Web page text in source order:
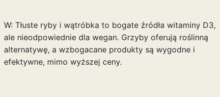
W: Tłuste ryby i wątróbka to bogate źródła witaminy D3,
ale nieodpowiednie dla wegan. Grzyby oferują roślinną
alternatywę, a wzbogacane produkty są wygodne i
efektywne, mimo wyższej ceny.